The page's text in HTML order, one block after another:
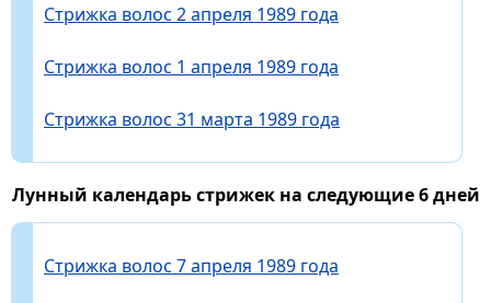
Стрижка волос 2 апреля 1989 года
Стрижка волос 1 апреля 1989 года
Стрижка волос 31 марта 1989 года
Лунный календарь стрижек на следующие 6 дней
Стрижка волос 7 апреля 1989 года